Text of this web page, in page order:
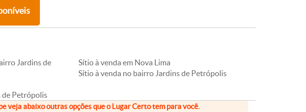
Jardins de
de Petrópolis
Sítio à venda em Nova Lima
Sítio à venda no bairro Jardins de Petrópolis
veja abaixo outras opções que o Lugar Certo tem para você.